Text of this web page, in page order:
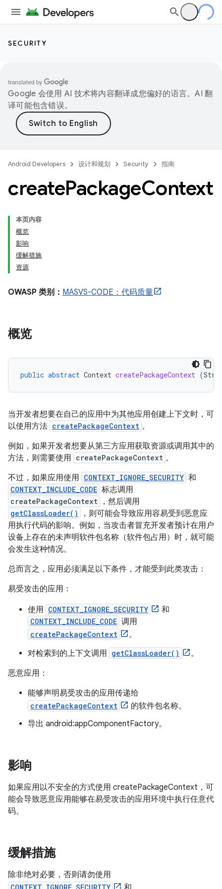
SECURITY
Google 会使用 AI 技术将内容翻译成您偏好的语言。AI 翻
译可能包含错误。
Android Developers 设计和规划 Security 指南
createPackageContext
本页内容
概览
影响
缓解措施
资源
OWASP 类别： MASVS-CODE：代码质量
概览
public abstract Context createPackageContext (
当开发者想要在自己的应用中为其他应用创建上下文时，可
以使用方法 createPackageContext 。
例如，如果开发者想要从第三方应用获取资源或调用其中的
方法，则需要使用 createPackageContext 。
不过，如果应用使用 CONTEXT_IGNORE_SECURITY 和
CONTEXT_INCLUDE_CODE 标志调用
createPackageContext ，然后调用
getClassLoader()
，则可能会导致应用容易受到恶意应
用执行代码的影响。例如，当攻击者冒充开发者预计在用户
设备上存在的未声明软件包名称（软件包占用）时，就可能
会发生这种情况。
总而言之，应用必须满足以下条件，才能受到此类攻击：
易受攻击的应用：
使用 CONTEXT_IGNORE_SECURITY 和
CONTEXT_INCLUDE_CODE 调用
createPackageContext
。
对检索到的上下文调用 getClassLoader()
。
恶意应用：
能够声明易受攻击的应用传递给
createPackageContext
的软件包名称。
导出 android:appComponentFactory。
影响
如果应用以不安全的方式使用 createPackageContext，可
能会导致恶意应用能够在易受攻击的应用环境中执行任意代
码。
缓解措施
除非绝对必要，否则请勿使用